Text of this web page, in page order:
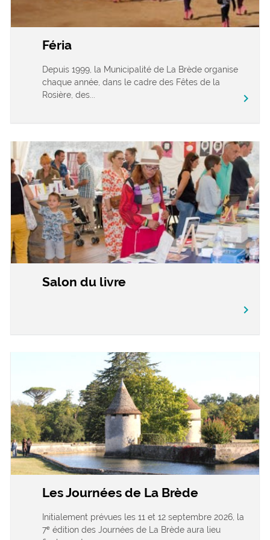
Féria
Depuis 1999, la Municipalité de La Brède organise
chaque année, dans le cadre des Fêtes de la
Rosière, des...
chevron_right
Salon du livre
chevron_right
Les Journées de La Brède
Initialement prévues les 11 et 12 septembre 2026, la
7ᵉ édition des Journées de La Brède aura lieu